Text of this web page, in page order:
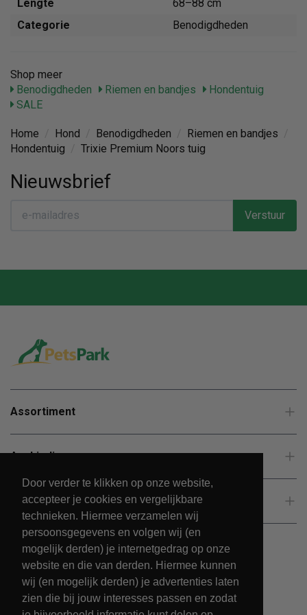
Door verder te klikken op onze website,
accepteer je cookies en vergelijkbare
technieken. Hiermee verzamelen wij
persoonsgegevens en volgen wij (en
mogelijk derden) je internetgedrag op onze
website en die van derden. Hiermee kunnen
wij (en mogelijk derden) je advertenties laten
zien die bij jouw interesses passen en zodat
Lengte
68–88 cm
Categorie
Benodigdheden
Shop meer
Benodigdheden
Riemen en bandjes
Hondentuig
SALE
Home Hond Benodigdheden Riemen en bandjes
Hondentuig
Trixie Premium Noors tuig
Nieuwsbrief
Verstuur
Assortiment
Aanbiedingen
Klantenservice